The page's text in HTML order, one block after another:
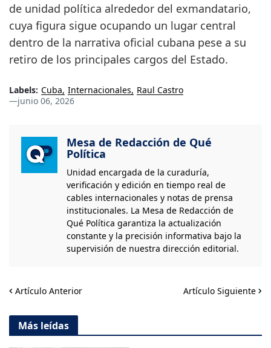
de unidad política alrededor del exmandatario,
cuya figura sigue ocupando un lugar central
dentro de la narrativa oficial cubana pese a su
retiro de los principales cargos del Estado.
Labels: Cuba Internacionales Raul Castro
—junio 06, 2026
Mesa de Redacción de Qué
Política
Unidad encargada de la curaduría,
verificación y edición en tiempo real de
cables internacionales y notas de prensa
institucionales. La Mesa de Redacción de
Qué Política garantiza la actualización
constante y la precisión informativa bajo la
supervisión de nuestra dirección editorial.
Artículo Anterior Artículo Siguiente
Más leídas